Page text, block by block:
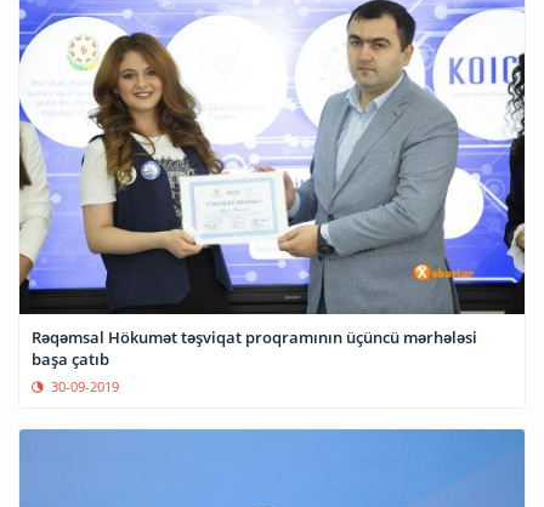
Rəqəmsal Hökumət təşviqat proqramının üçüncü mərhələsi
başa çatıb
30-09-2019